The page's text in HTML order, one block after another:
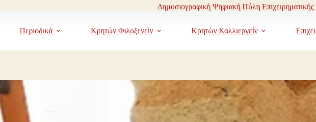
Δημοσιογραφική Ψηφιακή Πύλη
Περιοδικά Κρητών Φιλοξενείν Κρητών Καλλιεργείν